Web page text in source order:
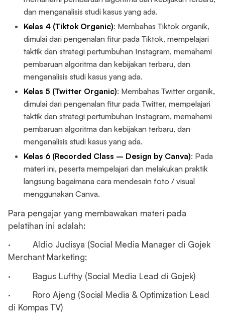
dan menganalisis studi kasus yang ada.
Kelas 4 (Tiktok Organic): Membahas Tiktok organik,
dimulai dari pengenalan fitur pada Tiktok, mempelajari
taktik dan strategi pertumbuhan Instagram, memahami
pembaruan algoritma dan kebijakan terbaru, dan
menganalisis studi kasus yang ada.
Kelas 5 (Twitter Organic): Membahas Twitter organik,
dimulai dari pengenalan fitur pada Twitter, mempelajari
taktik dan strategi pertumbuhan Instagram, memahami
pembaruan algoritma dan kebijakan terbaru, dan
menganalisis studi kasus yang ada.
Kelas 6 (Recorded Class – Design by Canva): Pada
materi ini, peserta mempelajari dan melakukan praktik
langsung bagaimana cara mendesain foto / visual
menggunakan Canva.
Para pengajar yang membawakan materi pada
pelatihan ini adalah:
· Aldio Judisya (Social Media Manager di Gojek
Merchant Marketing;
· Bagus Lufthy (Social Media Lead di Gojek)
· Roro Ajeng (Social Media & Optimization Lead
di Kompas TV)